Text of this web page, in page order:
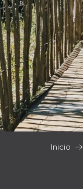
Inicio